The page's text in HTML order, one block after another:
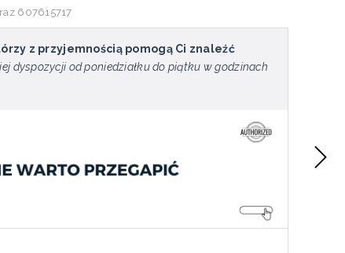
607615717
z przyjemnością pomogą Ci znaleźć
dyspozycji od poniedziałku do piątku w godzinach